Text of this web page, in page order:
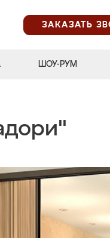
ЗАКАЗАТЬ
ШОУ-РУМ